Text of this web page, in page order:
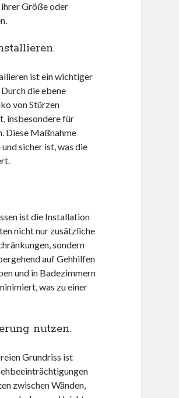
ihrer Größe oder
ist ein wichtiger
die ebene
von Stürzen
insbesondere für
Diese Maßnahme
sicher ist, was die
ist die Installation
nicht nur zusätzliche
sondern
auf Gehhilfen
und in Badezimmern
was zu einer
nutzen.
Grundriss ist
zwischen Wänden,